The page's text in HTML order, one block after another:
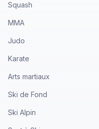
Squash
MMA
Judo
Karate
Arts martiaux
Ski de Fond
Ski Alpin